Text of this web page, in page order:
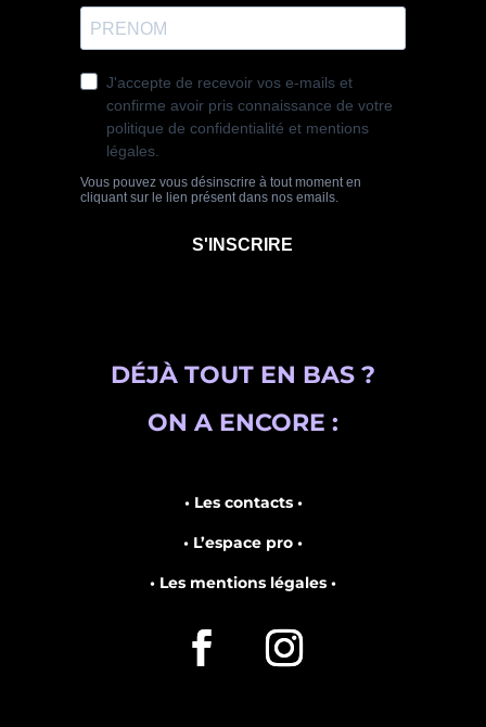
DÉJÀ TOUT EN BAS ?
ON A ENCORE :
• Les contacts •
• L’espace pro •
• Les mentions légales •